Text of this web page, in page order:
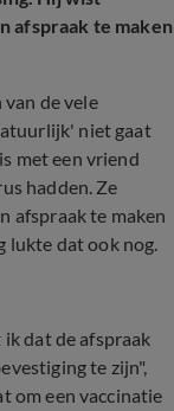
afspraak te maken
de vele
niet gaat
met een vriend
hadden. Ze
afspraak te maken
lukte dat ook nog.
dat de afspraak
te zijn",
om een vaccinatie